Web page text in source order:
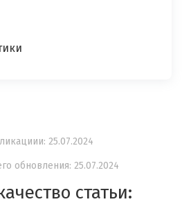
25.07.2024
обновления: 25.07.2024
статьи: